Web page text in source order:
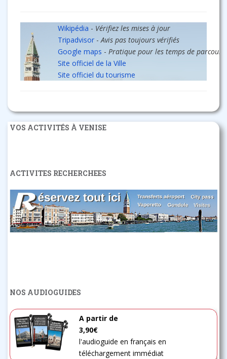
Wikipédia - Vérifiez les mises à jour
Tripadvisor- Avis pas toujours vérifiés
Google maps - Pratique pour les temps de parcours
Site officiel de la Ville
Site officiel du tourisme
VOS ACTIVITÉS À VENISE
ACTIVITES RECHERCHEES
NOS AUDIOGUIDES
A partir de
3,90€
l'audioguide en français en
téléchargement immédiat